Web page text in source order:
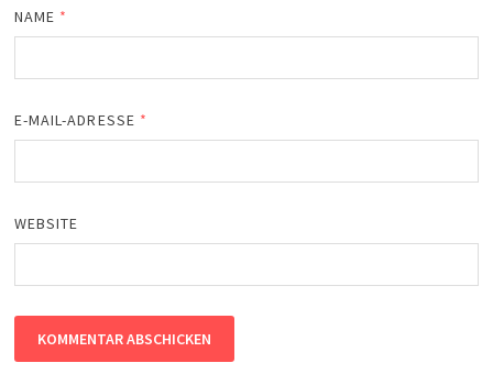
NAME *
E-MAIL-ADRESSE *
WEBSITE